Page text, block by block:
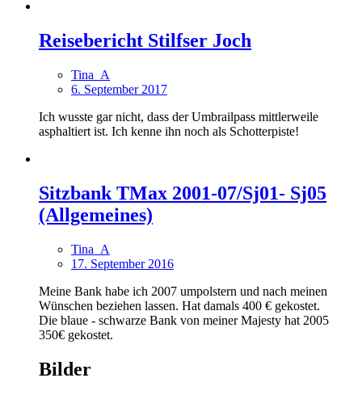
Reisebericht Stilfser Joch
Tina_A
6. September 2017
Ich wusste gar nicht, dass der Umbrailpass mittlerweile
asphaltiert ist. Ich kenne ihn noch als Schotterpiste!
Sitzbank TMax 2001-07/Sj01- Sj05
(Allgemeines)
Tina_A
17. September 2016
Meine Bank habe ich 2007 umpolstern und nach meinen
Wünschen beziehen lassen. Hat damals 400 € gekostet.
Die blaue - schwarze Bank von meiner Majesty hat 2005
350€ gekostet.
Bilder